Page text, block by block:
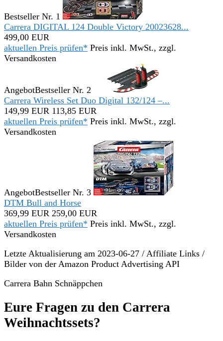
Bestseller Nr. 1
Carrera DIGITAL 124 Double Victory 20023628...
499,00 EUR
aktuellen Preis prüfen* Preis inkl. MwSt., zzgl.
Versandkosten
AngebotBestseller Nr. 2
Carrera Wireless Set Duo Digital 132/124 –...
149,99 EUR 113,85 EUR
aktuellen Preis prüfen* Preis inkl. MwSt., zzgl.
Versandkosten
AngebotBestseller Nr. 3
DTM Bull and Horse
369,99 EUR 259,00 EUR
aktuellen Preis prüfen* Preis inkl. MwSt., zzgl.
Versandkosten
Letzte Aktualisierung am 2023-06-27 / Affiliate Links /
Bilder von der Amazon Product Advertising API
Carrera Bahn Schnäppchen
Eure Fragen zu den Carrera
Weihnachtssets?